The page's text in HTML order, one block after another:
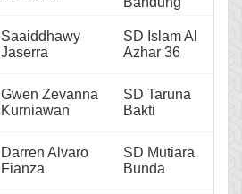
Saaiddhawy
Jaserra
SD Islam Al
Azhar 36
Gwen Zevanna
Kurniawan
SD Taruna
Bakti
Darren Alvaro
Fianza
SD Mutiara
Bunda